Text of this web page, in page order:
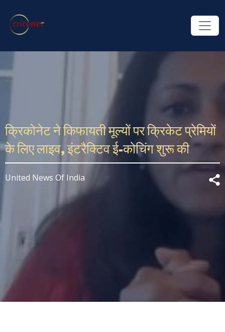
क्रिकोनेट ने किफायती मूल्यों पर क्रिकेट प्रेमियों
के लिए लाइव, इंटरैक्टिव ई-कोचिंग शुरू की
United News Of India